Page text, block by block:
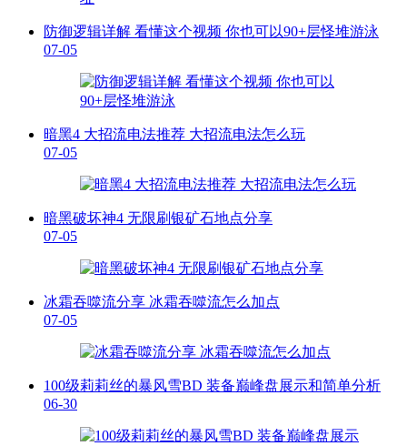
防御逻辑详解 看懂这个视频 你也可以90+层怪堆游泳
07-05
暗黑4 大招流电法推荐 大招流电法怎么玩
07-05
暗黑破坏神4 无限刷银矿石地点分享
07-05
冰霜吞噬流分享 冰霜吞噬流怎么加点
07-05
100级莉莉丝的暴风雪BD 装备巅峰盘展示和简单分析
06-30